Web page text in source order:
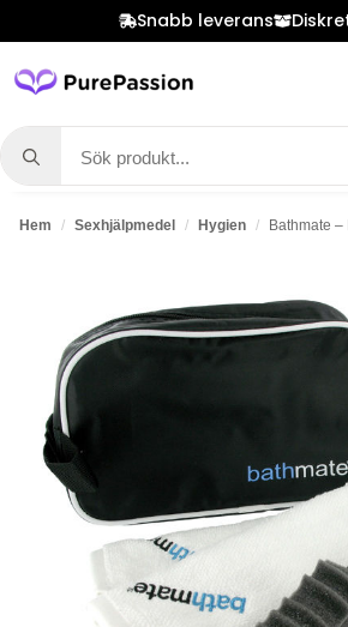
Snabb leverans
Search
for:
Hem Sexhjälpmedel Hygien Bathmate